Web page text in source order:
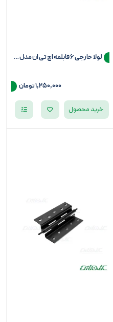
لولا خارجی 6 قابلمه اچ تی ان مدل سرتخت
1,250,000 تومان
خرید محصول